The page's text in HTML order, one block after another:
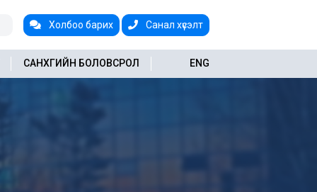
Холбоо барих Санал хүсэлт
ENG
САНХҮҮГИЙН БОЛОВСРОЛ